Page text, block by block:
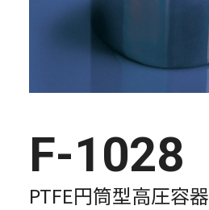
F-1028
PTFE円筒型高圧容器